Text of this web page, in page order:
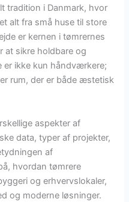
tradition i Danmark, hvor
alt fra små huse til store
er kernen i tømrernes
at sikre holdbare og
er ikke kun håndværkere;
rum, der er både æstetisk
aspekter af
data, typer af projekter,
af
hvordan tømrere
og erhvervslokaler,
og moderne løsninger.